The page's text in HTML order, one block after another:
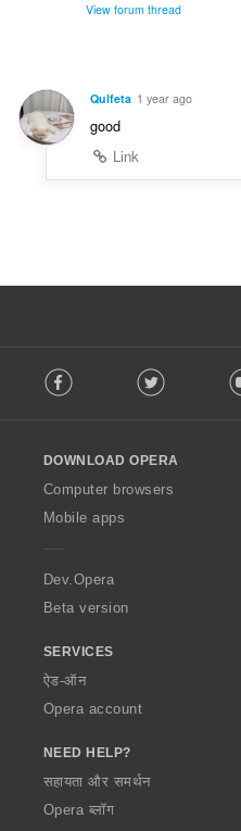
View forum thread
Qulfeta 1 year ago
good
Link
o
w
O
p
a
Facebook Twitter
DOWNLOAD OPERA
Computer browsers
Mobile apps
Dev.Opera
Beta version
SERVICES
ऐड-ऑन
Opera account
NEED HELP?
सहायता और समर्थन
Opera ब्लॉग